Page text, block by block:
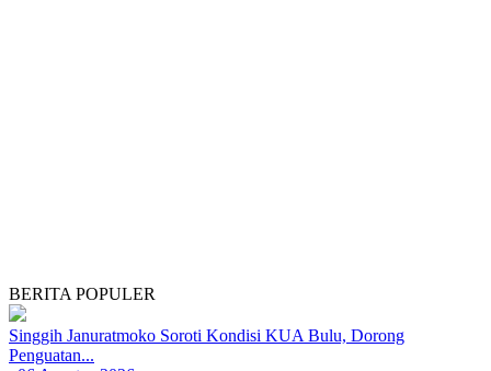
BERITA POPULER
Singgih Januratmoko Soroti Kondisi KUA Bulu, Dorong
Penguatan...